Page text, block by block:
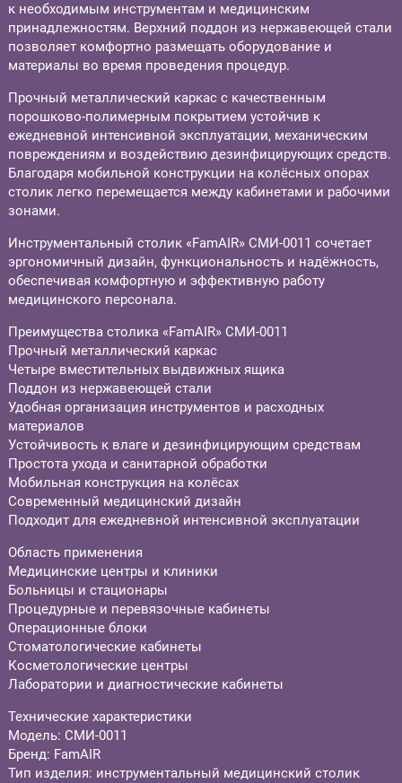
к необходимым инструментам и медицинским
принадлежностям. Верхний поддон из нержавеющей стали
позволяет комфортно размещать оборудование и
материалы во время проведения процедур.
Прочный металлический каркас с качественным
порошково-полимерным покрытием устойчив к
ежедневной интенсивной эксплуатации, механическим
повреждениям и воздействию дезинфицирующих средств.
Благодаря мобильной конструкции на колёсных опорах
столик легко перемещается между кабинетами и рабочими
зонами.
Инструментальный столик «FamAIR» СМИ-0011 сочетает
эргономичный дизайн, функциональность и надёжность,
обеспечивая комфортную и эффективную работу
медицинского персонала.
Преимущества столика «FamAIR» СМИ-0011
Прочный металлический каркас
Четыре вместительных выдвижных ящика
Поддон из нержавеющей стали
Удобная организация инструментов и расходных
материалов
Устойчивость к влаге и дезинфицирующим средствам
Простота ухода и санитарной обработки
Мобильная конструкция на колёсах
Современный медицинский дизайн
Подходит для ежедневной интенсивной эксплуатации
Область применения
Медицинские центры и клиники
Больницы и стационары
Процедурные и перевязочные кабинеты
Операционные блоки
Стоматологические кабинеты
Косметологические центры
Лаборатории и диагностические кабинеты
Технические характеристики
Модель: СМИ-0011
Бренд: FamAIR
Тип изделия: инструментальный медицинский столик